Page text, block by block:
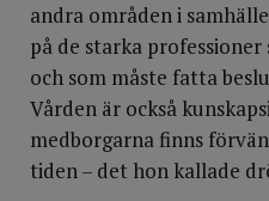
andra områden i
på de starka
och som måste fatta
Vården är också
medborgarna finns
tiden – det hon kallade